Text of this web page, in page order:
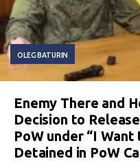
OLEG BATURIN
Enemy There and
Decision to
PoW under “I
Detained in PoW